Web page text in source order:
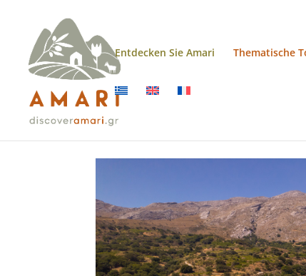
Entdecken Sie Amari Thematische